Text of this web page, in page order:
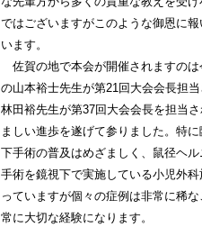
ではございますがこのような御恩に
います。
佐賀の地で本会が開催されますの
の山本裕士先生が第21回大会会長担
林田裕先生が第37回大会会長を担当
ましい進歩を遂げて参りました。特
下手術の普及はめざましく、鼠径ヘ
手術を鏡視下で実施している小児外
っていますが個々の症例は非常に稀
常に大切な経験になります。